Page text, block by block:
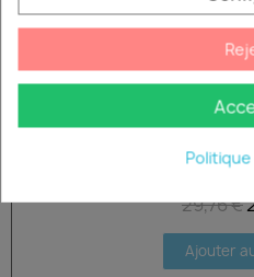
29,76 €
Ajouter